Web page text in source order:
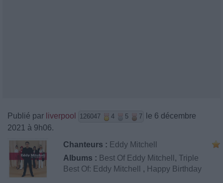
Publié par liverpool 126047 4 5 7
le 6 décembre
2021 à 9h06.
Chanteurs : Eddy Mitchell
Albums : Best Of Eddy Mitchell , Triple
Best Of: Eddy Mitchell , Happy Birthday